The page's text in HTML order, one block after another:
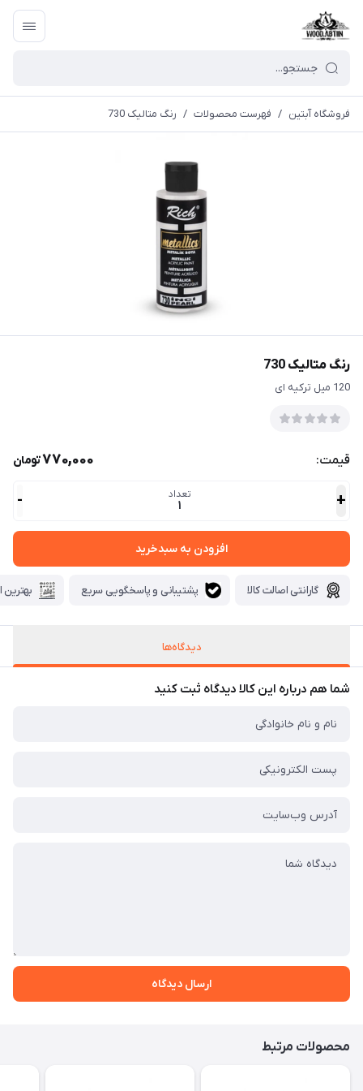
فروشگاه آبتین / فهرست محصولات / رنگ متالیک 730
رنگ متالیک 730
120 میل ترکیه ای
قیمت: 770,000تومان
+ تعداد
1
-
افزودن به سبدخرید
گارانتی اصالت کالا پشتیبانی و پاسخگویی سریع بهترین
دیدگاه‌ها
شما هم درباره این کالا دیدگاه ثبت کنید
ارسال دیدگاه
محصولات مرتبط